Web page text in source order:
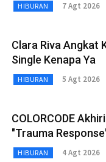
HIBURAN 7 Agt 2026
Clara Riva Angkat
Single Kenapa Ya
HIBURAN 5 Agt 2026
COLORCODE
"Trauma
HIBURAN 4 Agt 2026